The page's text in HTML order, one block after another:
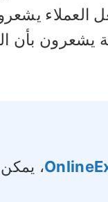
العملاء
يشعرون بأن
،